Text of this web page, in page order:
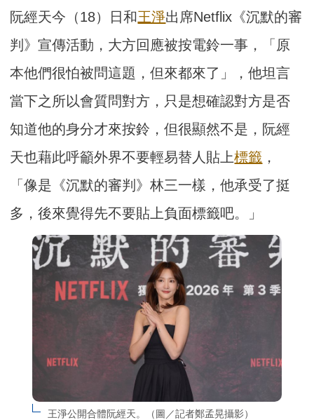
阮經天今（18）日和王淨出席Netflix《沉默的審
判》宣傳活動，大方回應被按電鈴一事，「原
本他們很怕被問這題，但來都來了」，他坦言
當下之所以會質問對方，只是想確認對方是否
知道他的身分才來按鈴，但很顯然不是，阮經
天也藉此呼籲外界不要輕易替人貼上標籤 ，
「像是《沉默的審判》林三一樣，他承受了挺
多，後來覺得先不要貼上負面標籤吧。」
王淨公開合體阮經天。（圖／記者鄭孟晃攝影）